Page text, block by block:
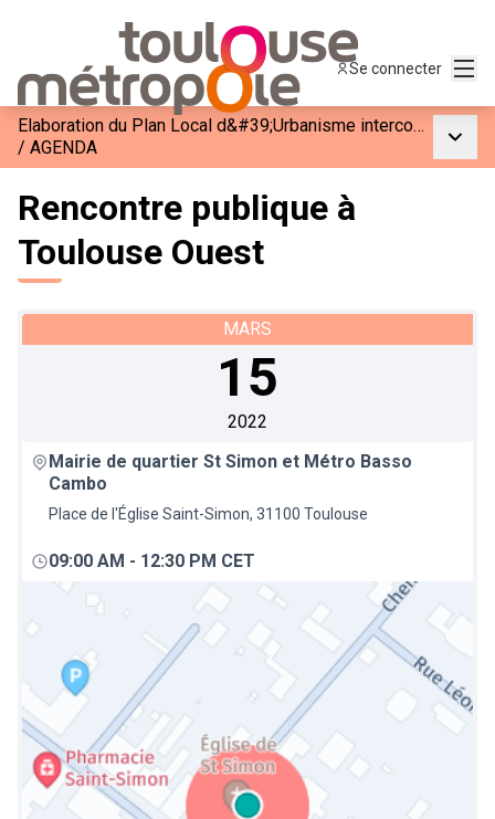
Se connecter
Elaboration du Plan Local d&#39;Urbanisme intercommunal et Habitat
/ AGENDA
Rencontre publique à
Toulouse Ouest
MARS
15
2022
Mairie de quartier St Simon et Métro Basso
Cambo
Place de l'Église Saint-Simon, 31100 Toulouse
09:00 AM - 12:30 PM CET